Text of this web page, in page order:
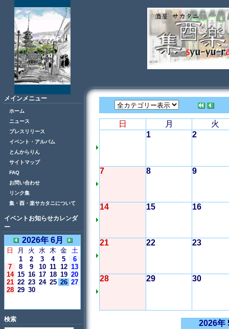
メインメニュー
ホーム
ニュース
プレスリリース
イベント・アルバム
とんからりん
サイトマップ
FAQ
お問い合わせ
リンク集
集・酉・楽サカタニについて
イベントお知らせカレンダ
ー
2026年 6月
日 月 火 水 木 金 土
1
2 3 4 5
6
7
8 9 10 11 12 13
14 15 16 17 18 19 20
21 22 23 24 25 26 27
28 29 30
検索
日 月
火
1
2
7 8 9
14 15 16
21 22 23
28 29 30
2026年